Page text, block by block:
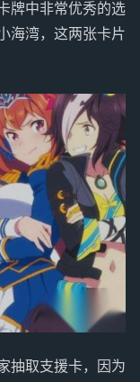
牌中非常优秀的选
海湾，这两张卡片
抽取支援卡，因为